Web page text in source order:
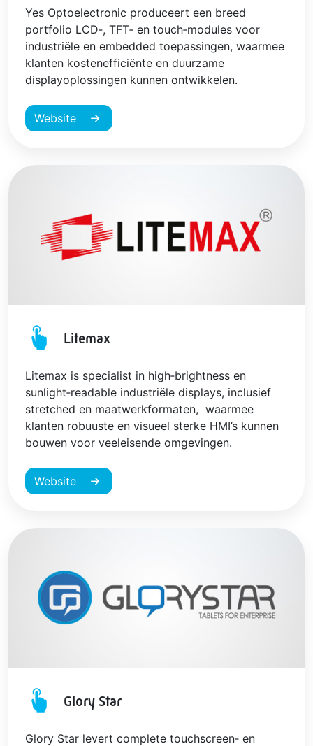
Yes Optoelectronic produceert een breed
portfolio LCD‑, TFT‑ en touch‑modules voor
industriële en embedded toepassingen, waarmee
klanten kostenefficiënte en duurzame
displayoplossingen kunnen ontwikkelen.
Website
Litemax
Litemax is specialist in high‑brightness en
sunlight‑readable industriële displays, inclusief
stretched en maatwerkformaten, waarmee
klanten robuuste en visueel sterke HMI’s kunnen
bouwen voor veeleisende omgevingen.
Website
Glory Star
Glory Star levert complete touchscreen‑ en